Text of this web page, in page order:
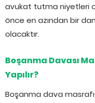
avukat tutma niyetleri
önce en azından bir
olacaktır.
Boşanma Davası
Yapılır?
Boşanma dava